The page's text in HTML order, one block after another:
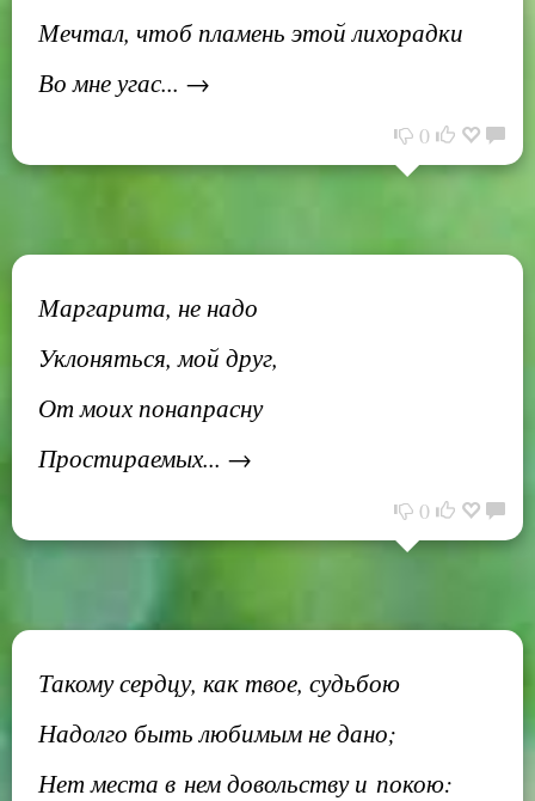
Мечтал, чтоб пламень этой лихорадки
Во мне угас... →
0
Маргарита, не надо
Уклоняться, мой друг,
От моих понапрасну
Простираемых... →
0
Такому сердцу, как твое, судьбою
Надолго быть любимым не дано;
Нет места в нем довольству и покою: